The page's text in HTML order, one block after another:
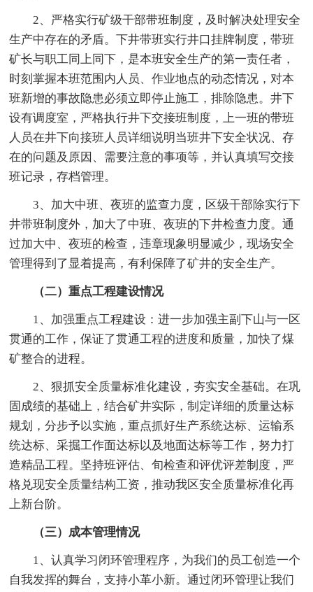
2、严格实行矿级干部带班制度，及时解决处理安全
生产中存在的矛盾。下井带班实行井口挂牌制度，带班
矿长与职工同上同下，是本班安全生产的第一责任者，
时刻掌握本班范围内人员、作业地点的动态情况，对本
班新增的事故隐患必须立即停止施工，排除隐患。井下
设有调度室，严格执行井下交接班制度，上一班的带班
人员在井下向接班人员详细说明当班井下安全状况、存
在的问题及原因、需要注意的事项等，并认真填写交接
班记录，存档管理。
3、加大中班、夜班的监查力度，区级干部除实行下
井带班制度外，加大了中班、夜班的下井检查力度。通
过加大中、夜班的检查，违章现象明显减少，现场安全
管理得到了显着提高，有利保障了矿井的安全生产。
（二）重点工程建设情况
1、加强重点工程建设：进一步加强主副下山与一区
贯通的工作，保证了贯通工程的进度和质量，加快了煤
矿整合的进程。
2、狠抓安全质量标准化建设，夯实安全基础。在巩
固成绩的基础上，结合矿井实际，制定详细的质量达标
规划，分步予以实施，重点抓好生产系统达标、运输系
统达标、采掘工作面达标以及地面达标等工作，努力打
造精品工程。坚持班评估、旬检查和评优评差制度，严
格兑现安全质量结构工资，推动我区安全质量标准化再
上新台阶。
（三）成本管理情况
1、认真学习闭环管理程序，为我们的员工创造一个
自我发挥的舞台，支持小革小新。通过闭环管理让我们